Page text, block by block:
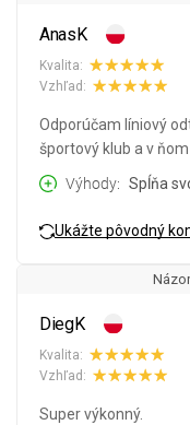
AnasK
Kvalita:
Vzhľad:
Odporúčam líniový
športový klub a v
Výhody
Spĺňa
Ukážte pôvodný
DiegK
Kvalita:
Vzhľad:
Super výkonný.